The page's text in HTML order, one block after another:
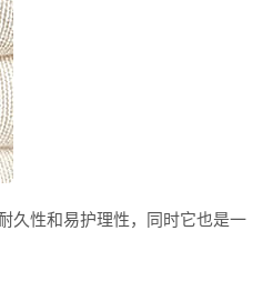
久性和易护理性，同时它也是一